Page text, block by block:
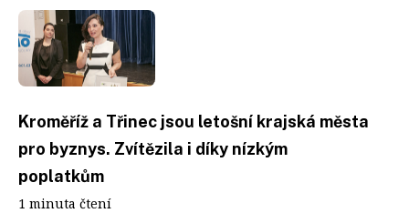
Kroměříž a Třinec jsou letošní krajská města
pro byznys. Zvítězila i díky nízkým
poplatkům
1 minuta čtení